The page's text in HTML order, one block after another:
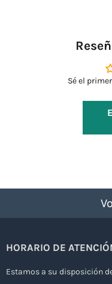
Sé el
HORARIO DE
Estamos a su disposición